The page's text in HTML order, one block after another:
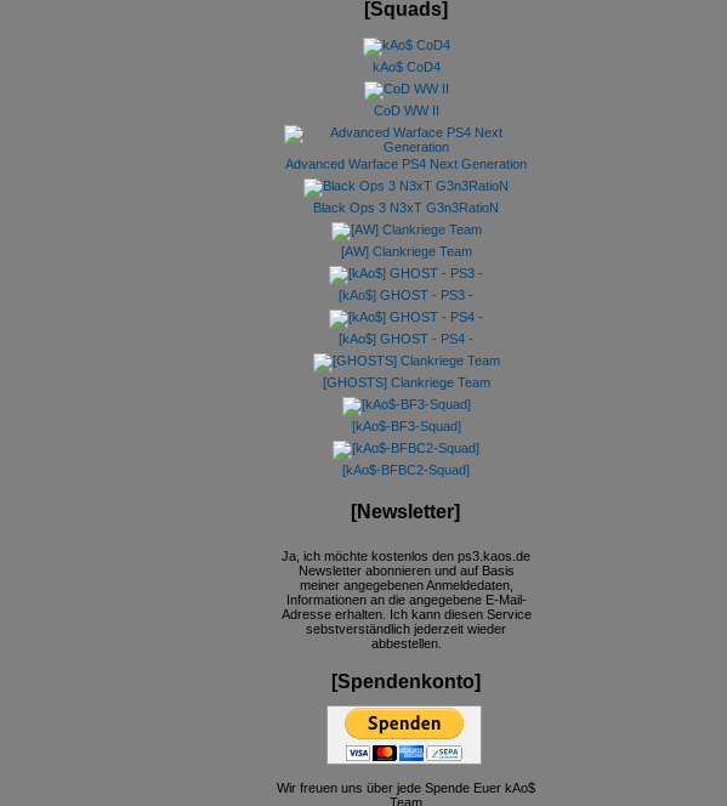
[Squads]
kAo$ CoD4
CoD WW II
Advanced Warface PS4 Next Generation
Black Ops 3 N3xT G3n3RatioN
[AW] Clankriege Team
[kAo$] GHOST - PS3 -
[kAo$] GHOST - PS4 -
[GHOSTS] Clankriege Team
[kAo$-BF3-Squad]
[kAo$-BFBC2-Squad]
[Newsletter]
Ja, ich möchte kostenlos den ps3.kaos.de
Newsletter abonnieren und auf Basis
meiner angegebenen Anmeldedaten,
Informationen an die angegebene E-Mail-
Adresse erhalten. Ich kann diesen Service
sebstverständlich jederzeit wieder
abbestellen.
[Spendenkonto]
Wir freuen uns über jede Spende Euer kAo$
Team